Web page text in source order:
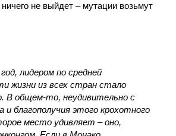
не выйдет – мутации возьмут
лидером по средней
жизни из всех стран стало
В общем-то, неудивительно с
благополучия этого крохотного
место удивляет – оно,